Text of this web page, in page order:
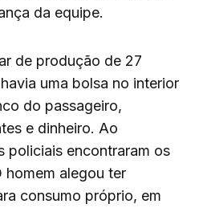
da equipe.
de produção de 27
uma bolsa no interior
do passageiro,
e dinheiro. Ao
policiais encontraram os
homem alegou ter
consumo próprio, em